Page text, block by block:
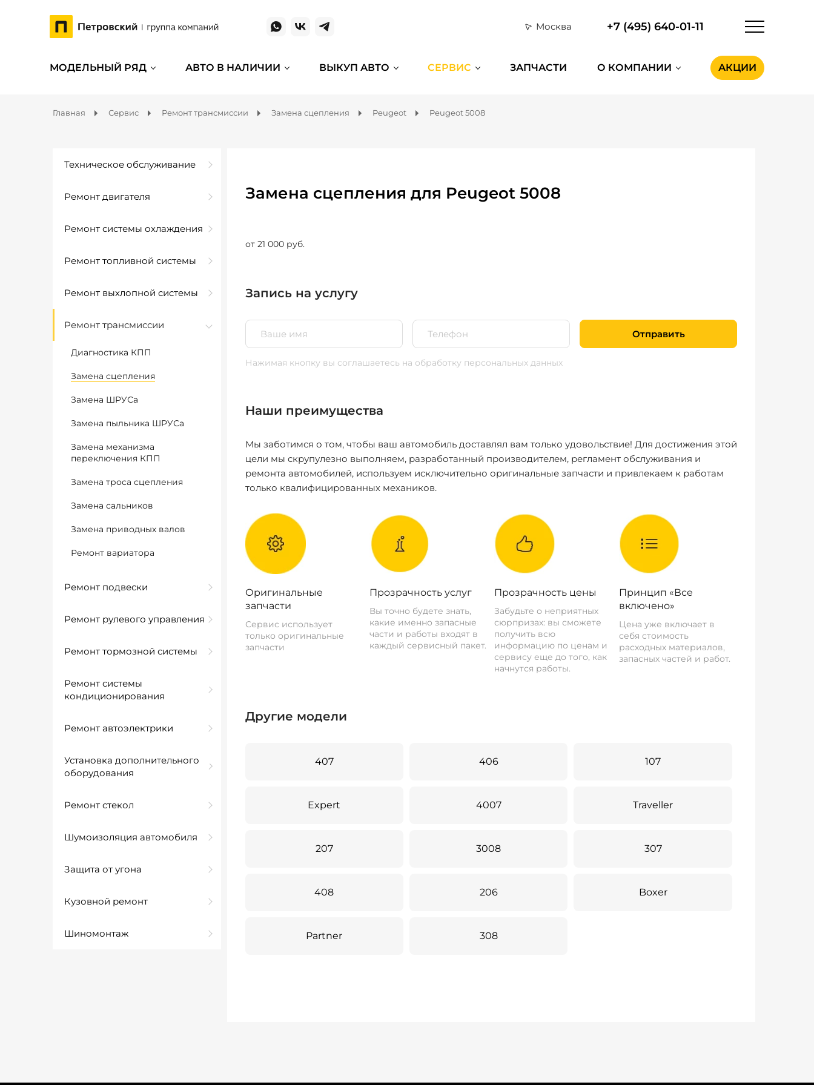
Москва +7 (495) 640-01-11
МОДЕЛЬНЫЙ РЯД АВТО В НАЛИЧИИ ВЫКУП АВТО СЕРВИС ЗАПЧАСТИ О КОМПАНИИ АКЦИИ
Главная Сервис Ремонт трансмиссии Замена сцепления Peugeot Peugeot 5008
Техническое обслуживание
Ремонт двигателя
Ремонт системы охлаждения
Ремонт топливной системы
Ремонт выхлопной системы
Ремонт трансмиссии
Диагностика КПП
Замена сцепления
Замена ШРУСа
Замена пыльника ШРУСа
Замена механизма
переключения КПП
Замена троса сцепления
Замена сальников
Замена приводных валов
Ремонт вариатора
Ремонт подвески
Ремонт рулевого управления
Ремонт тормозной системы
Ремонт системы
кондиционирования
Ремонт автоэлектрики
Установка дополнительного
оборудования
Ремонт стекол
Шумоизоляция автомобиля
Защита от угона
Кузовной ремонт
Шиномонтаж
Замена сцепления для Peugeot 5008
от 21 000 руб.
Запись на услугу
Отправить
Нажимая кнопку вы соглашаетесь на обработку персональных данных
Наши преимущества
Мы заботимся о том, чтобы ваш автомобиль доставлял вам только удовольствие! Для достижения этой
цели мы скрупулезно выполняем, разработанный производителем, регламент обслуживания и
ремонта автомобилей, используем исключительно оригинальные запчасти и привлекаем к работам
только квалифицированных механиков.
Оригинальные
запчасти
Сервис использует
только оригинальные
запчасти
Прозрачность услуг
Вы точно будете знать,
какие именно запасные
части и работы входят в
каждый сервисный пакет.
Прозрачность цены
Забудьте о неприятных
сюрпризах: вы сможете
получить всю
информацию по ценам и
сервису еще до того, как
начнутся работы.
Принцип «Все
включено»
Цена уже включает в
себя стоимость
расходных материалов,
запасных частей и работ.
Другие модели
407 406 107
Expert 4007 Traveller
207 3008 307
408 206 Boxer
Partner 308